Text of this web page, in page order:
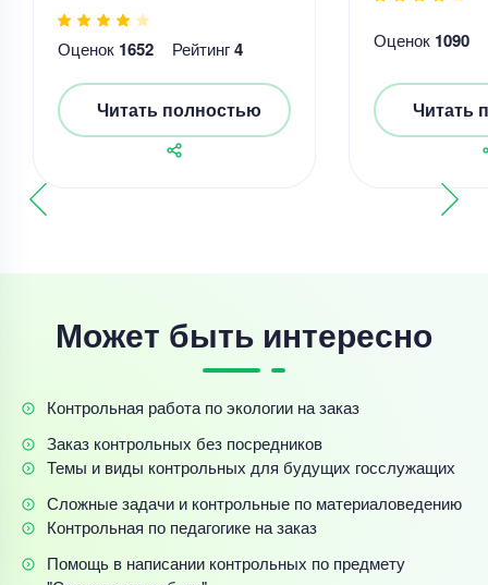
Оценок 1652 Рейтинг4
Читать полностью
Оценок 1090
Читать
Может быть интересно
Контрольная работа по экологии на заказ
Заказ контрольных без посредников
Темы и виды контрольных для будущих госслужащих
Сложные задачи и контрольные по материаловедению
Контрольная по педагогике на заказ
Помощь в написании контрольных по предмету